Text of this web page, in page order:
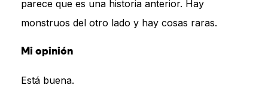
parece que es una historia anterior. Hay
monstruos del otro lado y hay cosas raras.
Mi opinión
Está buena.